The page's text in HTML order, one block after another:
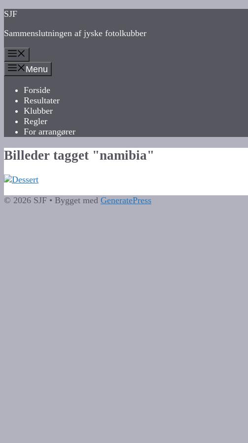
Hop
indhold
SJF
Sammenslutningen af jyske fotolkubber
Menu
Forside
Resultater
Klubber
Regler
For arrangører
Billeder tagget "namibia"
© 2026 SJF • Bygget med GeneratePress